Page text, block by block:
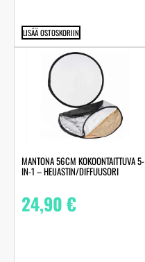
LISÄÄ OSTOSKORIIN
MANTONA 56CM KOKOONTAITTUVA 5-
IN-1 – HEIJASTIN/DIFFUUSORI
24,90€